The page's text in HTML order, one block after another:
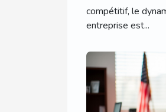
compétitif, le
entreprise est...